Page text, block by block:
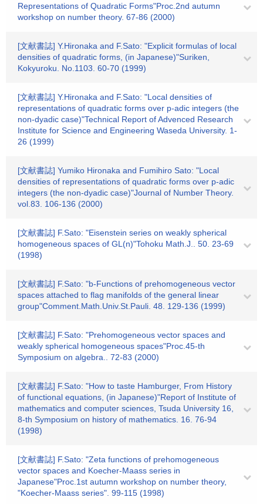
Representations of Quadratic Forms"Proc.2nd autumn
workshop on number theory. 67-86 (2000)
[文献書誌] Y.Hironaka and F.Sato: "Explicit formulas of local
densities of quadratic forms, (in Japanese)"Suriken,
Kokyuroku. No.1103. 60-70 (1999)
[文献書誌] Y.Hironaka and F.Sato: "Local densities of
representations of quadratic forms over p-adic integers (the
non-dyadic case)"Technical Report of Advenced Research
Institute for Science and Engineering Waseda University. 1-
26 (1999)
[文献書誌] Yumiko Hironaka and Fumihiro Sato: "Local
densities of representations of quadratic forms over p-adic
integers (the non-dyadic case)"Journal of Number Theory.
vol.83. 106-136 (2000)
[文献書誌] F.Sato: "Eisenstein series on weakly spherical
homogeneous spaces of GL(n)"Tohoku Math.J.. 50. 23-69
(1998)
[文献書誌] F.Sato: "b-Functions of prehomogeneous vector
spaces attached to flag manifolds of the general linear
group"Comment.Math.Univ.St.Pauli. 48. 129-136 (1999)
[文献書誌] F.Sato: "Prehomogeneous vector spaces and
weakly spherical homogeneous spaces"Proc.45-th
Symposium on algebra.. 72-83 (2000)
[文献書誌] F.Sato: "How to taste Hamburger, From History
of functional equations, (in Japanese)"Report of Institute of
mathematics and computer sciences, Tsuda University 16,
8-th Symposium on history of mathematics. 16. 76-94
(1998)
[文献書誌] F.Sato: "Zeta functions of prehomogeneous
vector spaces and Koecher-Maass series in
Japanese"Proc.1st autumn workshop on number theory,
"Koecher-Maass series". 99-115 (1998)